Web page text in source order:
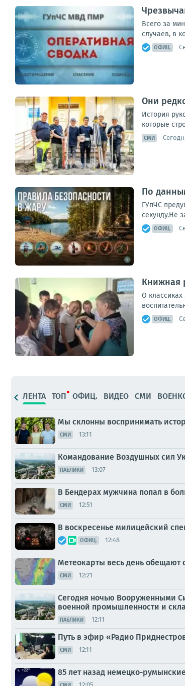
Всего за
случаев, в
ОФИЦ.
Они
История
которые
СМИ
По
ГУпЧС
секунду.Не
ОФИЦ.
Книжная
О
ОФИЦ.
ЛЕНТА ТОП ОФИЦ. ВИДЕО СМИ
Мы склонны воспринимать
СМИ 13:11
Командование Воздушных сил
ПАБЛИКИ 13:07
В Бендерах мужчина попал в
СМИ 12:51
В воскресенье милицейский
ОФИЦ. 12:48
Метеокарты весь день обещают
СМИ 12:21
Сегодня ночью Вооруженными
военной промышленности и
ПАБЛИКИ 12:11
Путь в эфир «Радио
СМИ 12:11
85 лет назад немецко-